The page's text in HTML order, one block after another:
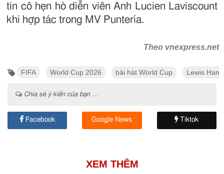
tin cô hẹn hò diễn viên Anh Lucien Laviscount
khi hợp tác trong MV Puntería.
Theo vnexpress.net
FIFA World Cup 2026 bài hát World Cup Lewis
Chia sẻ ý kiến của bạn ...
Facebook Google News Tiktok
XEM THÊM